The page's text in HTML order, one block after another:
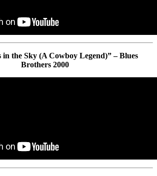
in the Sky (A Cowboy Legend)” – Blues
Brothers 2000